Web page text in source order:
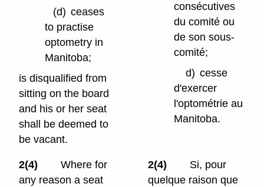
(d) ceases
to practise
optometry in
Manitoba;
is disqualified from
sitting on the board
and his or her seat
shall be deemed to
be vacant.
consécutives
du comité ou
de son sous-
comité;
d) cesse
d'exercer
l'optométrie au
Manitoba.
2(4)
Where for
any reason a seat
2(4)
Si, pour
quelque raison que